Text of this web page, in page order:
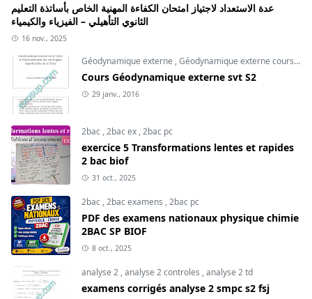
عدة الاستعداد لاجتياز امتحان الكفاءة المهنية الخاص بأساتذة التعليم
الثانوي التأهيلي – الفيزياء والكيمياء
16 nov., 2025
Géodynamique externe ,Géodynamique externe cours ,
Cours Géodynamique externe svt S2
29 janv., 2016
2bac ,2bac ex ,2bac pc
exercice 5 Transformations lentes et rapides
2 bac biof
31 oct., 2025
2bac ,2bac examens ,2bac pc
PDF des examens nationaux physique chimie
2BAC SP BIOF
8 oct., 2025
analyse 2 ,analyse 2 controles ,analyse 2 td
examens corrigés analyse 2 smpc s2 fsj